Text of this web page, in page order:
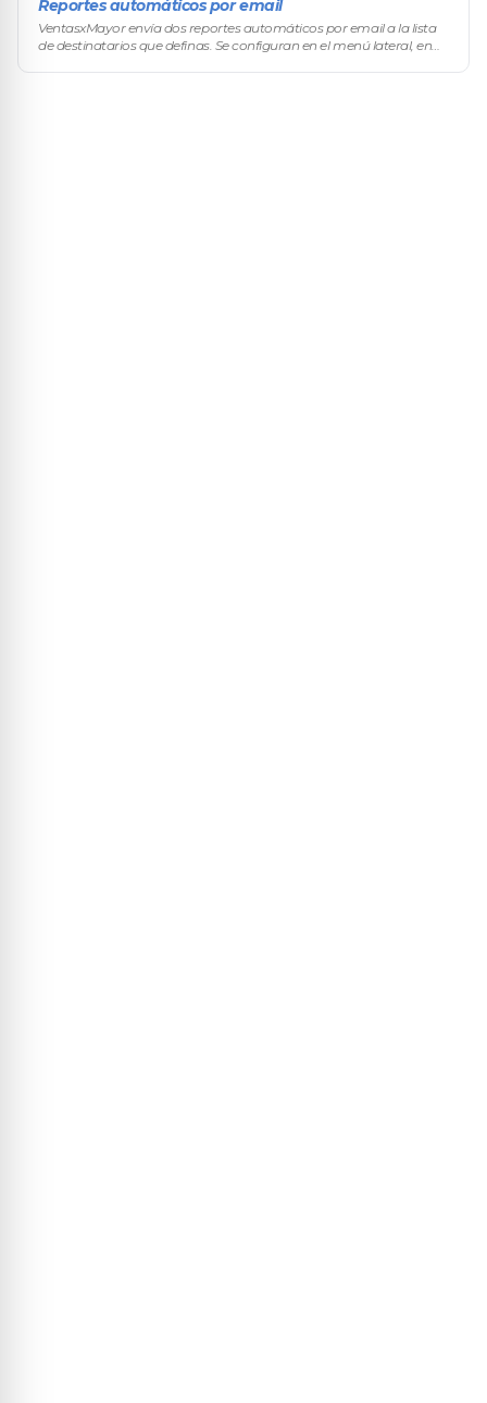
Reportes automáticos por email
VentasxMayor envía dos reportes automáticos por email a la lista
de destinatarios que definas. Se configuran en el menú lateral, en